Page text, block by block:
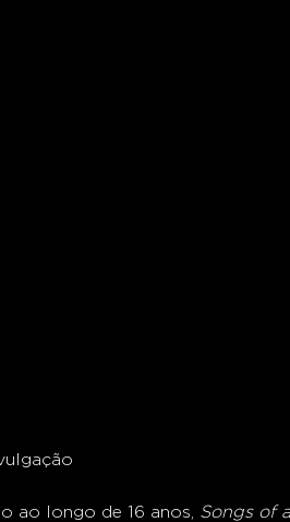
ao longo de 16 anos, Songs of